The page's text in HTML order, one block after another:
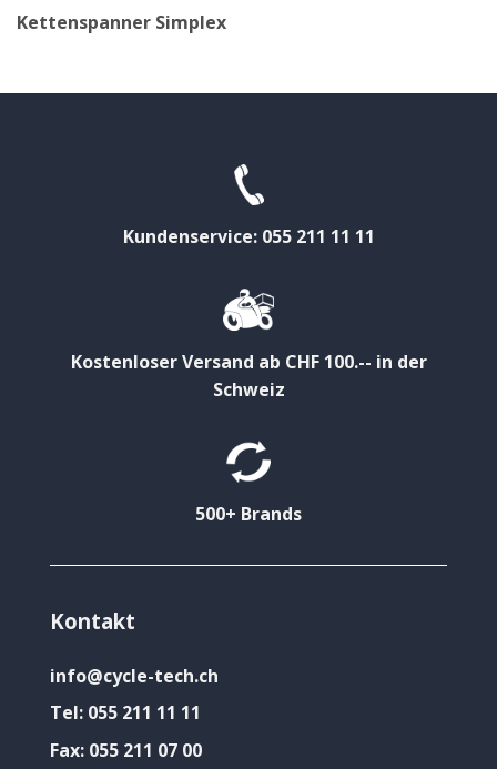
Kettenspanner Simplex
Kundenservice: 055 211 11 11
Kostenloser Versand ab CHF 100.-- in der
Schweiz
500+ Brands
Kontakt
info@cycle-tech.ch
Tel: 055 211 11 11
Fax: 055 211 07 00